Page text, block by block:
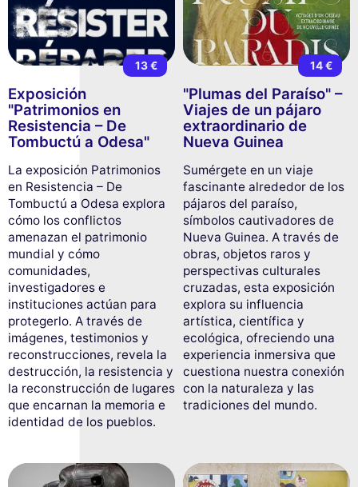
13 €
Exposición
"Patrimonios en
Resistencia – De
Tombuctú a Odesa"
La exposición Patrimonios
en Resistencia – De
Tombuctú a Odesa explora
cómo los conflictos
amenazan el patrimonio
mundial y cómo
comunidades,
investigadores e
instituciones actúan para
protegerlo. A través de
imágenes, testimonios y
reconstrucciones, revela la
destrucción, la resistencia y
la reconstrucción de lugares
que encarnan la memoria e
identidad de los pueblos.
14 €
"Plumas del Paraíso" –
Viajes de un pájaro
extraordinario de
Nueva Guinea
Sumérgete en un viaje
fascinante alrededor de los
pájaros del paraíso,
símbolos cautivadores de
Nueva Guinea. A través de
obras, objetos raros y
perspectivas culturales
cruzadas, esta exposición
explora su influencia
artística, científica y
ecológica, ofreciendo una
experiencia inmersiva que
cuestiona nuestra conexión
con la naturaleza y las
tradiciones del mundo.